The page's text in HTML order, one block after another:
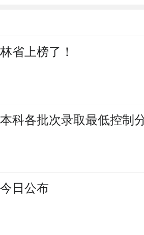
省上榜了！
科各批次录取最低控制
日公布